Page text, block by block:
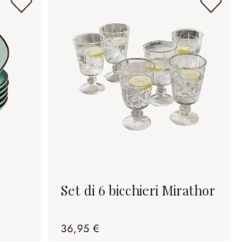
Set di 6 bicchieri Mirathor
36,95 €